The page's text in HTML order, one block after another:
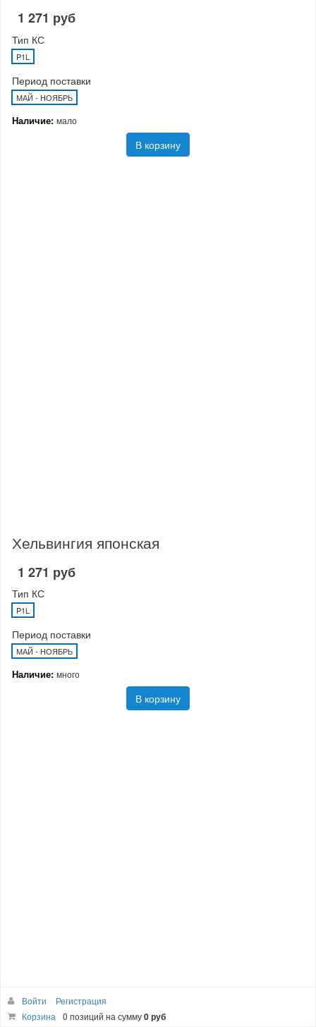
1 271 руб
Тип КС
P1L
Период поставки
МАЙ - НОЯБРЬ
Наличие: мало
В корзину
Хельвингия японская
1 271 руб
Тип КС
P1L
Период поставки
МАЙ - НОЯБРЬ
Наличие: много
В корзину
Войти
Регистрация
Корзина
0 позиций на сумму0 руб